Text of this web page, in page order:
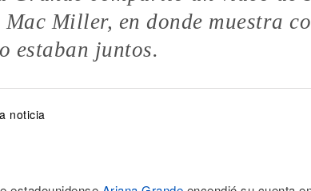
Miller, en donde muestra
estaban juntos.
noticia